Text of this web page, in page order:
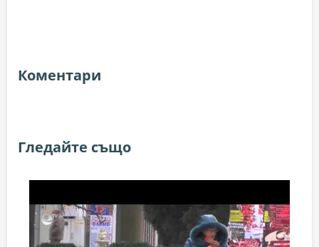
Коментари
Гледайте също